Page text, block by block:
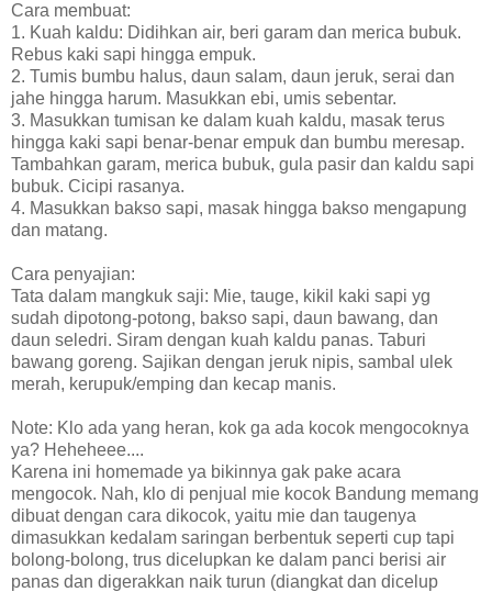
Cara membuat:
1. Kuah kaldu: Didihkan air, beri garam dan merica bubuk.
Rebus kaki sapi hingga empuk.
2. Tumis bumbu halus, daun salam, daun jeruk, serai dan
jahe hingga harum. Masukkan ebi, umis sebentar.
3. Masukkan tumisan ke dalam kuah kaldu, masak terus
hingga kaki sapi benar-benar empuk dan bumbu meresap.
Tambahkan garam, merica bubuk, gula pasir dan kaldu sapi
bubuk. Cicipi rasanya.
4. Masukkan bakso sapi, masak hingga bakso mengapung
dan matang.
Cara penyajian:
Tata dalam mangkuk saji: Mie, tauge, kikil kaki sapi yg
sudah dipotong-potong, bakso sapi, daun bawang, dan
daun seledri. Siram dengan kuah kaldu panas. Taburi
bawang goreng. Sajikan dengan jeruk nipis, sambal ulek
merah, kerupuk/emping dan kecap manis.
Note: Klo ada yang heran, kok ga ada kocok mengocoknya
ya? Heheheee....
Karena ini homemade ya bikinnya gak pake acara
mengocok. Nah, klo di penjual mie kocok Bandung memang
dibuat dengan cara dikocok, yaitu mie dan taugenya
dimasukkan kedalam saringan berbentuk seperti cup tapi
bolong-bolong, trus dicelupkan ke dalam panci berisi air
panas dan digerakkan naik turun (diangkat dan dicelup